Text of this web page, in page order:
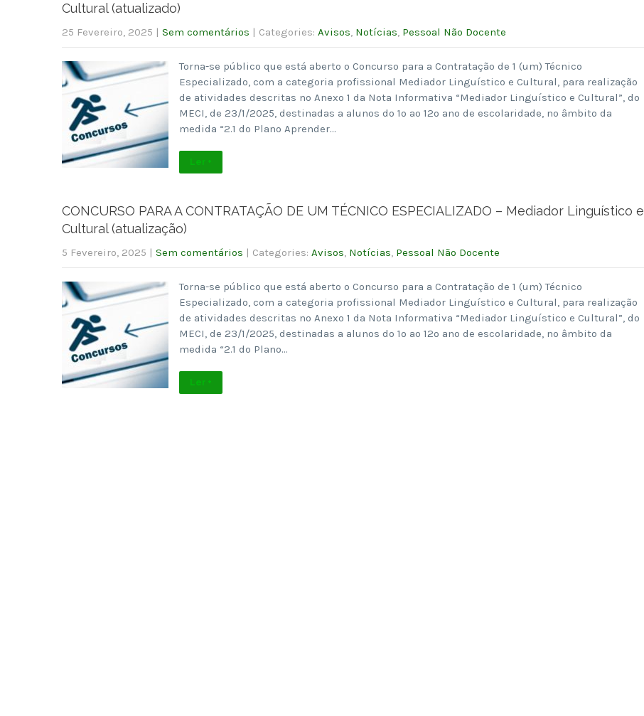
Cultural (atualizado)
25 Fevereiro, 2025 | Sem comentários | Categories: Avisos, Notícias, Pessoal Não Docente
Torna-se público que está aberto o Concurso para a Contratação de 1 (um) Técnico
Especializado, com a categoria profissional Mediador Linguístico e Cultural, para realização
de atividades descritas no Anexo 1 da Nota Informativa “Mediador Linguístico e Cultural”, do
MECI, de 23/1/2025, destinadas a alunos do 1º ao 12º ano de escolaridade, no âmbito da
medida “2.1 do Plano Aprender…
Ler +
CONCURSO PARA A CONTRATAÇÃO DE UM TÉCNICO ESPECIALIZADO – Mediador Linguístico e
Cultural (atualização)
5 Fevereiro, 2025 | Sem comentários | Categories: Avisos, Notícias, Pessoal Não Docente
Torna-se público que está aberto o Concurso para a Contratação de 1 (um) Técnico
Especializado, com a categoria profissional Mediador Linguístico e Cultural, para realização
de atividades descritas no Anexo 1 da Nota Informativa “Mediador Linguístico e Cultural”, do
MECI, de 23/1/2025, destinadas a alunos do 1º ao 12º ano de escolaridade, no âmbito da
medida “2.1 do Plano…
Ler +